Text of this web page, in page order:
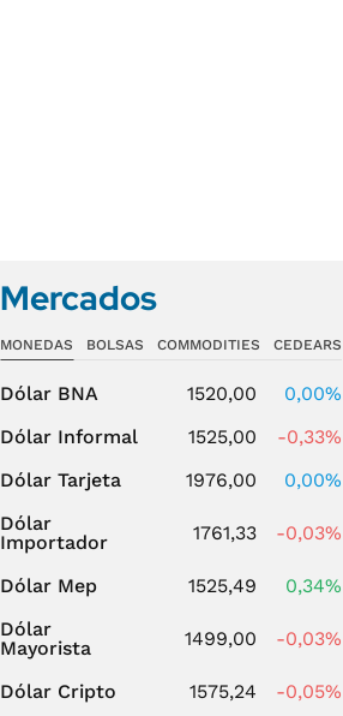
Mercados
MONEDAS BOLSAS COMMODITIES CEDEARS
Dólar BNA 1520,00
0,00%
Dólar Informal
1525,00
-0,33%
Dólar Tarjeta
1976,00
0,00%
Dólar
Importador
1761,33 -0,03%
Dólar Mep 1525,49
0,34%
Dólar
Mayorista
1499,00 -0,03%
Dólar Cripto 1575,24
-0,05%